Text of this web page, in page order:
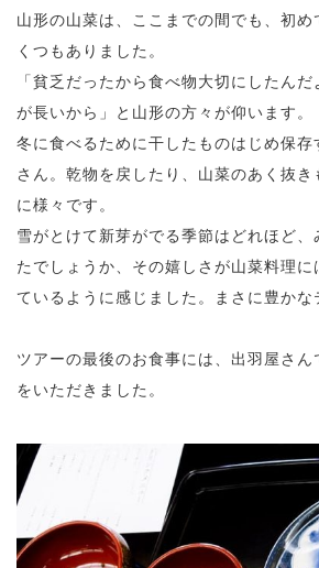
山形の山菜は、ここまでの間でも、初め
くつもありました。
「貧乏だったから食べ物大切にしたん
が長いから」と山形の方々が仰います。
冬に食べるために干したものはじめ保存
さん。乾物を戻したり、山菜のあく抜き
に様々です。
雪がとけて新芽がでる季節はどれほど、
たでしょうか、その嬉しさが山菜料理に
ているように感じました。まさに豊かな
ツアーの最後のお食事には、出羽屋さん
をいただきました。